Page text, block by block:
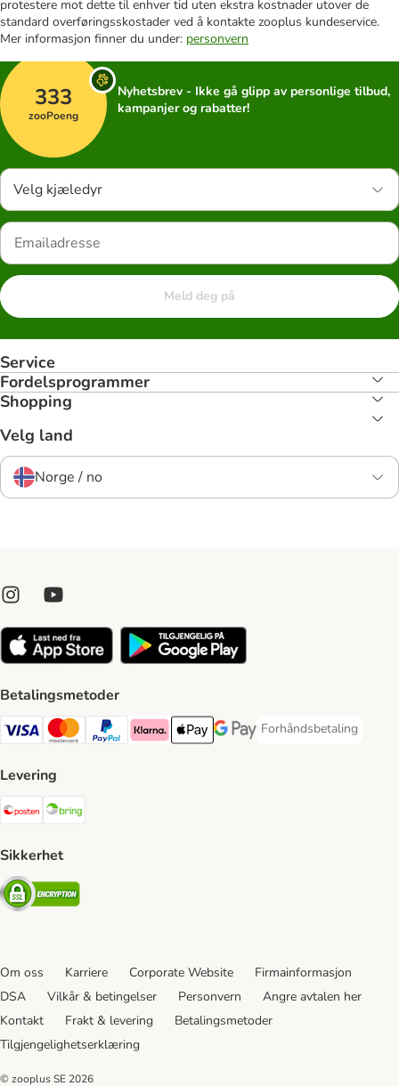
protestere mot dette til enhver tid uten ekstra kostnader utover de
standard overføringsskostader ved å kontakte zooplus kundeservice.
Mer informasjon finner du under: personvern
333
zooPoeng
Nyhetsbrev - Ikke gå glipp av personlige tilbud,
kampanjer og rabatter!
Velg kjæledyr
Meld deg på
Service
Fordelsprogrammer
Shopping
Velg land
Norge / no
Betalingsmetoder
Visa Payment Method
Mastercard Payment Method
PayPal Payment Method
Klarna Payment Method
Apple Pay Payment Method
Google Pay Payment Method
Forhåndsbetaling
Forhåndsbetaling
Levering
Posten Shipping Method
Sikkerhet
Security
Om oss Karriere Corporate Website
Firmainformasjon
DSA
Vilkår & betingelser Personvern
Angre avtalen her
Kontakt
Frakt & levering
Betalingsmetoder
Tilgjengelighetserklæring
© zooplus SE 2026